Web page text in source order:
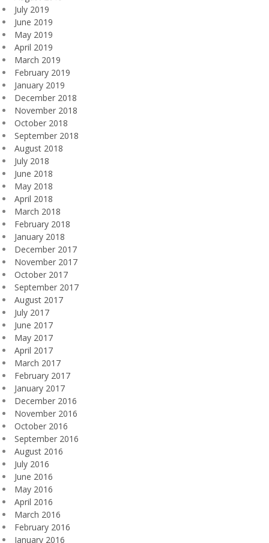
July 2019
June 2019
May 2019
April 2019
March 2019
February 2019
January 2019
December 2018
November 2018
October 2018
September 2018
August 2018
July 2018
June 2018
May 2018
April 2018
March 2018
February 2018
January 2018
December 2017
November 2017
October 2017
September 2017
August 2017
July 2017
June 2017
May 2017
April 2017
March 2017
February 2017
January 2017
December 2016
November 2016
October 2016
September 2016
August 2016
July 2016
June 2016
May 2016
April 2016
March 2016
February 2016
January 2016